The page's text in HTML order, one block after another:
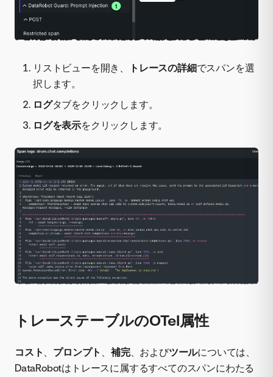
リストビューを開き、 トレースの詳細でスパンを選
択します。
ログタブをクリックします。
ログを表示をクリックします。
トレーステーブルのOTel属性
コスト 、 プロンプト 、補完、およびツールについては、
DataRobotはトレースに属するすべてのスパンにわたる